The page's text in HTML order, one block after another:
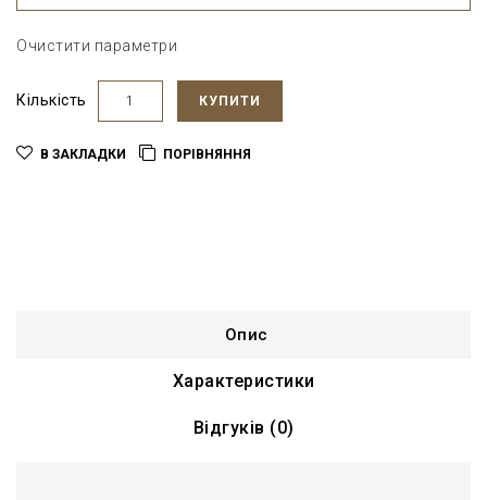
Очистити параметри
Кількість КУПИТИ
В ЗАКЛАДКИ ПОРІВНЯННЯ
Опис
Характеристики
Відгуків (0)